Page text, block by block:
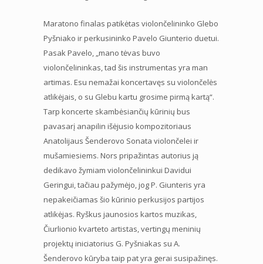
Maratono finalas patikėtas violončelininko Glebo
Pyšniako ir perkusininko Pavelo Giunterio duetui.
Pasak Pavelo, „mano tėvas buvo
violončelininkas, tad šis instrumentas yra man
artimas. Esu nemažai koncertavęs su violončelės
atlikėjais, o su Glebu kartu grosime pirmą kartą“.
Tarp koncerte skambėsiančių kūrinių bus
pavasarį anapilin išėjusio kompozitoriaus
Anatolijaus Šenderovo Sonata violončelei ir
mušamiesiems. Nors pripažintas autorius ją
dedikavo žymiam violončelininkui Davidui
Geringui, tačiau pažymėjo, jog P. Giunteris yra
nepakeičiamas šio kūrinio perkusijos partijos
atlikėjas. Ryškus jaunosios kartos muzikas,
Čiurlionio kvarteto artistas, vertingų meninių
projektų iniciatorius G. Pyšniakas su A.
Šenderovo kūryba taip pat yra gerai susipažinęs.